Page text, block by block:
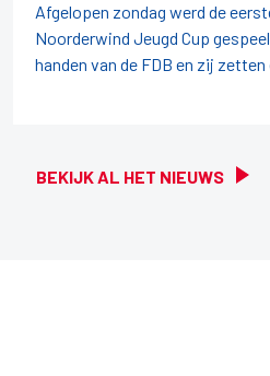
BEKIJK AL HET NIEUWS
Afgelopen zondag werd de
Noorderwind Jeugd Cup
handen van de FDB en zij